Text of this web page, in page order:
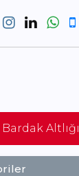
Altlığı